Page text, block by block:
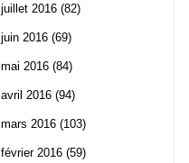
juillet 2016 (82)
juin 2016 (69)
mai 2016 (84)
avril 2016 (94)
mars 2016 (103)
février 2016 (59)